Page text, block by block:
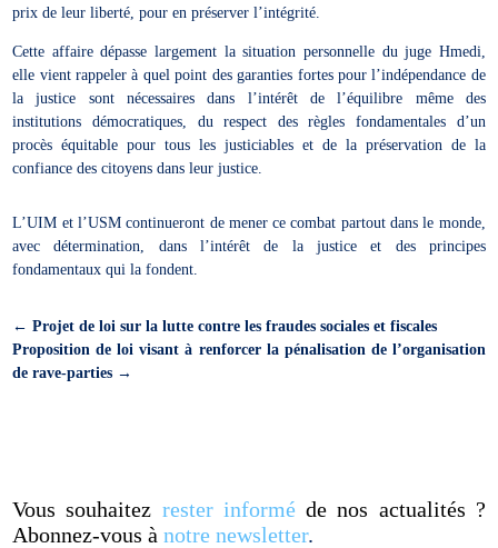
prix de leur liberté, pour en préserver l’intégrité.
Cette affaire dépasse largement la situation personnelle du juge Hmedi,
elle vient rappeler à quel point des garanties fortes pour l’indépendance de
la justice sont nécessaires dans l’intérêt de l’équilibre même des
institutions démocratiques, du respect des règles fondamentales d’un
procès équitable pour tous les justiciables et de la préservation de la
confiance des citoyens dans leur justice.
L’UIM et l’USM continueront de mener ce combat partout dans le monde,
avec détermination, dans l’intérêt de la justice et des principes
fondamentaux qui la fondent.
←Projet de loi sur la lutte contre les fraudes sociales et fiscales
Proposition de loi visant à renforcer la pénalisation de l’organisation
de rave-parties →
Vous souhaitez rester informéde nos actualités ?
Abonnez-vous ànotre newsletter.